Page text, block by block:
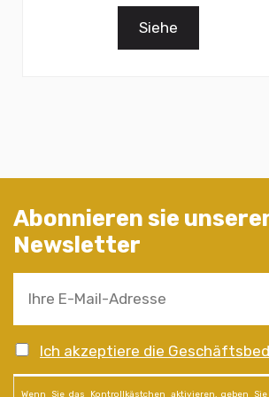
Siehe
Abonnieren sie
Newsletter
Ich akzeptiere die
Wenn Sie das Kontrollkästchen aktivieren, geben